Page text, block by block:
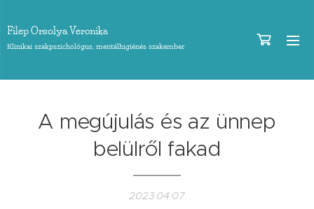
FilepOrsolyaVeronika
Klinikai szakpszichológus, mentálhigiénés szakember
A megújulás és az ünnep
belülről fakad
2023.04.07